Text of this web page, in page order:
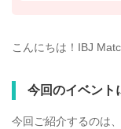
こんにちは！IBJ
今回のイベント
今回ご紹介するのは、